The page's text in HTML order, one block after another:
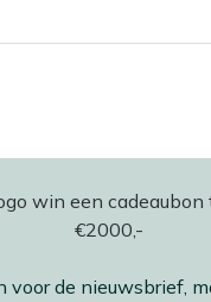
voor de nieuwsbrief,